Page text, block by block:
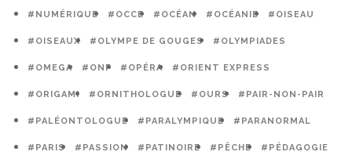
#NUMÉRIQUE #OCCE #OCÉAN #OCÉANIE #OISEAU
#OISEAUX #OLYMPE DE GOUGES #OLYMPIADES
#OMEGA #ONF #OPÉRA #ORIENT EXPRESS
#ORIGAMI #ORNITHOLOGUE #OURS #PAIR-NON-PAIR
#PALÉONTOLOGUE #PARALYMPIQUE #PARANORMAL
#PARIS #PASSION #PATINOIRE #PÊCHE #PÉDAGOGIE